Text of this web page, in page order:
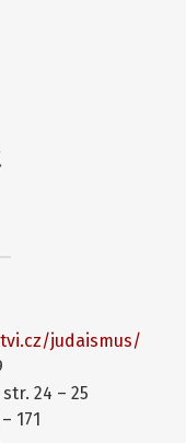
judaismus/
24 – 25
171